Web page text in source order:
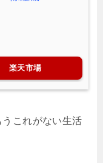
楽天市場
これがない生活